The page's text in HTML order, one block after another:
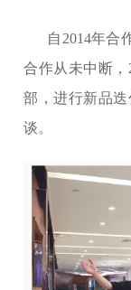
自2014年合
合作从未中断
部，进行新品
谈。